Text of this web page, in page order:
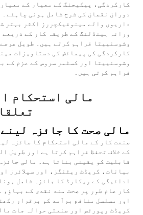
کارکردگی، پیکیجنگ کے معیار کے
دوران نقصان کی شرح شامل ہونی چاہئے۔
داریوں والے مینوفیکچررز اکثر بہتر
ورانہ ہینڈلنگ کے طریقہ کار کے ذریعے
وشوسنییتا فراہم کرتے ہیں۔ طویل
کارکردگی کی پیمائش کی دستاویزات
وشوسنییتا اور کسٹمر سروس کے عزم کے
فراہم کرتی ہیں۔
مالی استحکام
مالی صحت کا جائزہ
صنعت کار کے مالی استحکام کا جائزہ
کے خلاف تحفظ فراہم کرتا ہے اور طویل
قابلیت کو یقینی بناتا ہے۔ مالی
بیانات، کریڈٹ ریٹنگز، اور سپلائرز
ادائیگی کے ریکارڈ کا جائزہ شامل
کار عام طور پر صحت مند نقدی کے بہاؤ،
اور مسلسل منافع برآمد کو برقرار
کریڈٹ رپورٹس اور صنعتی حوالہ جات